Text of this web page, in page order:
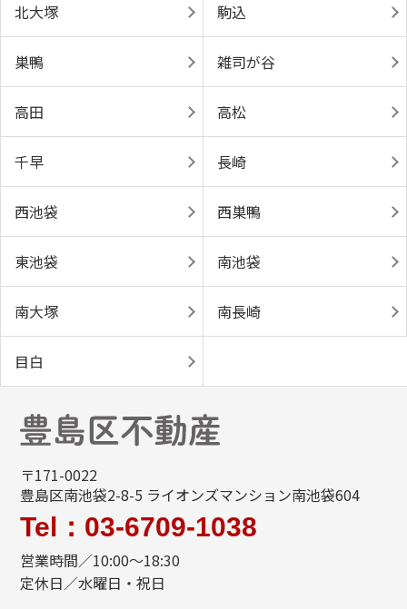
北大塚 駒込
巣鴨 雑司が谷
高田 高松
千早 長崎
西池袋 西巣鴨
東池袋 南池袋
南大塚 南長崎
目白
〒171-0022
豊島区南池袋2-8-5 ライオンズマンション南池袋604
Tel：03-6709-1038
営業時間／10:00～18:30
定休日／水曜日・祝日